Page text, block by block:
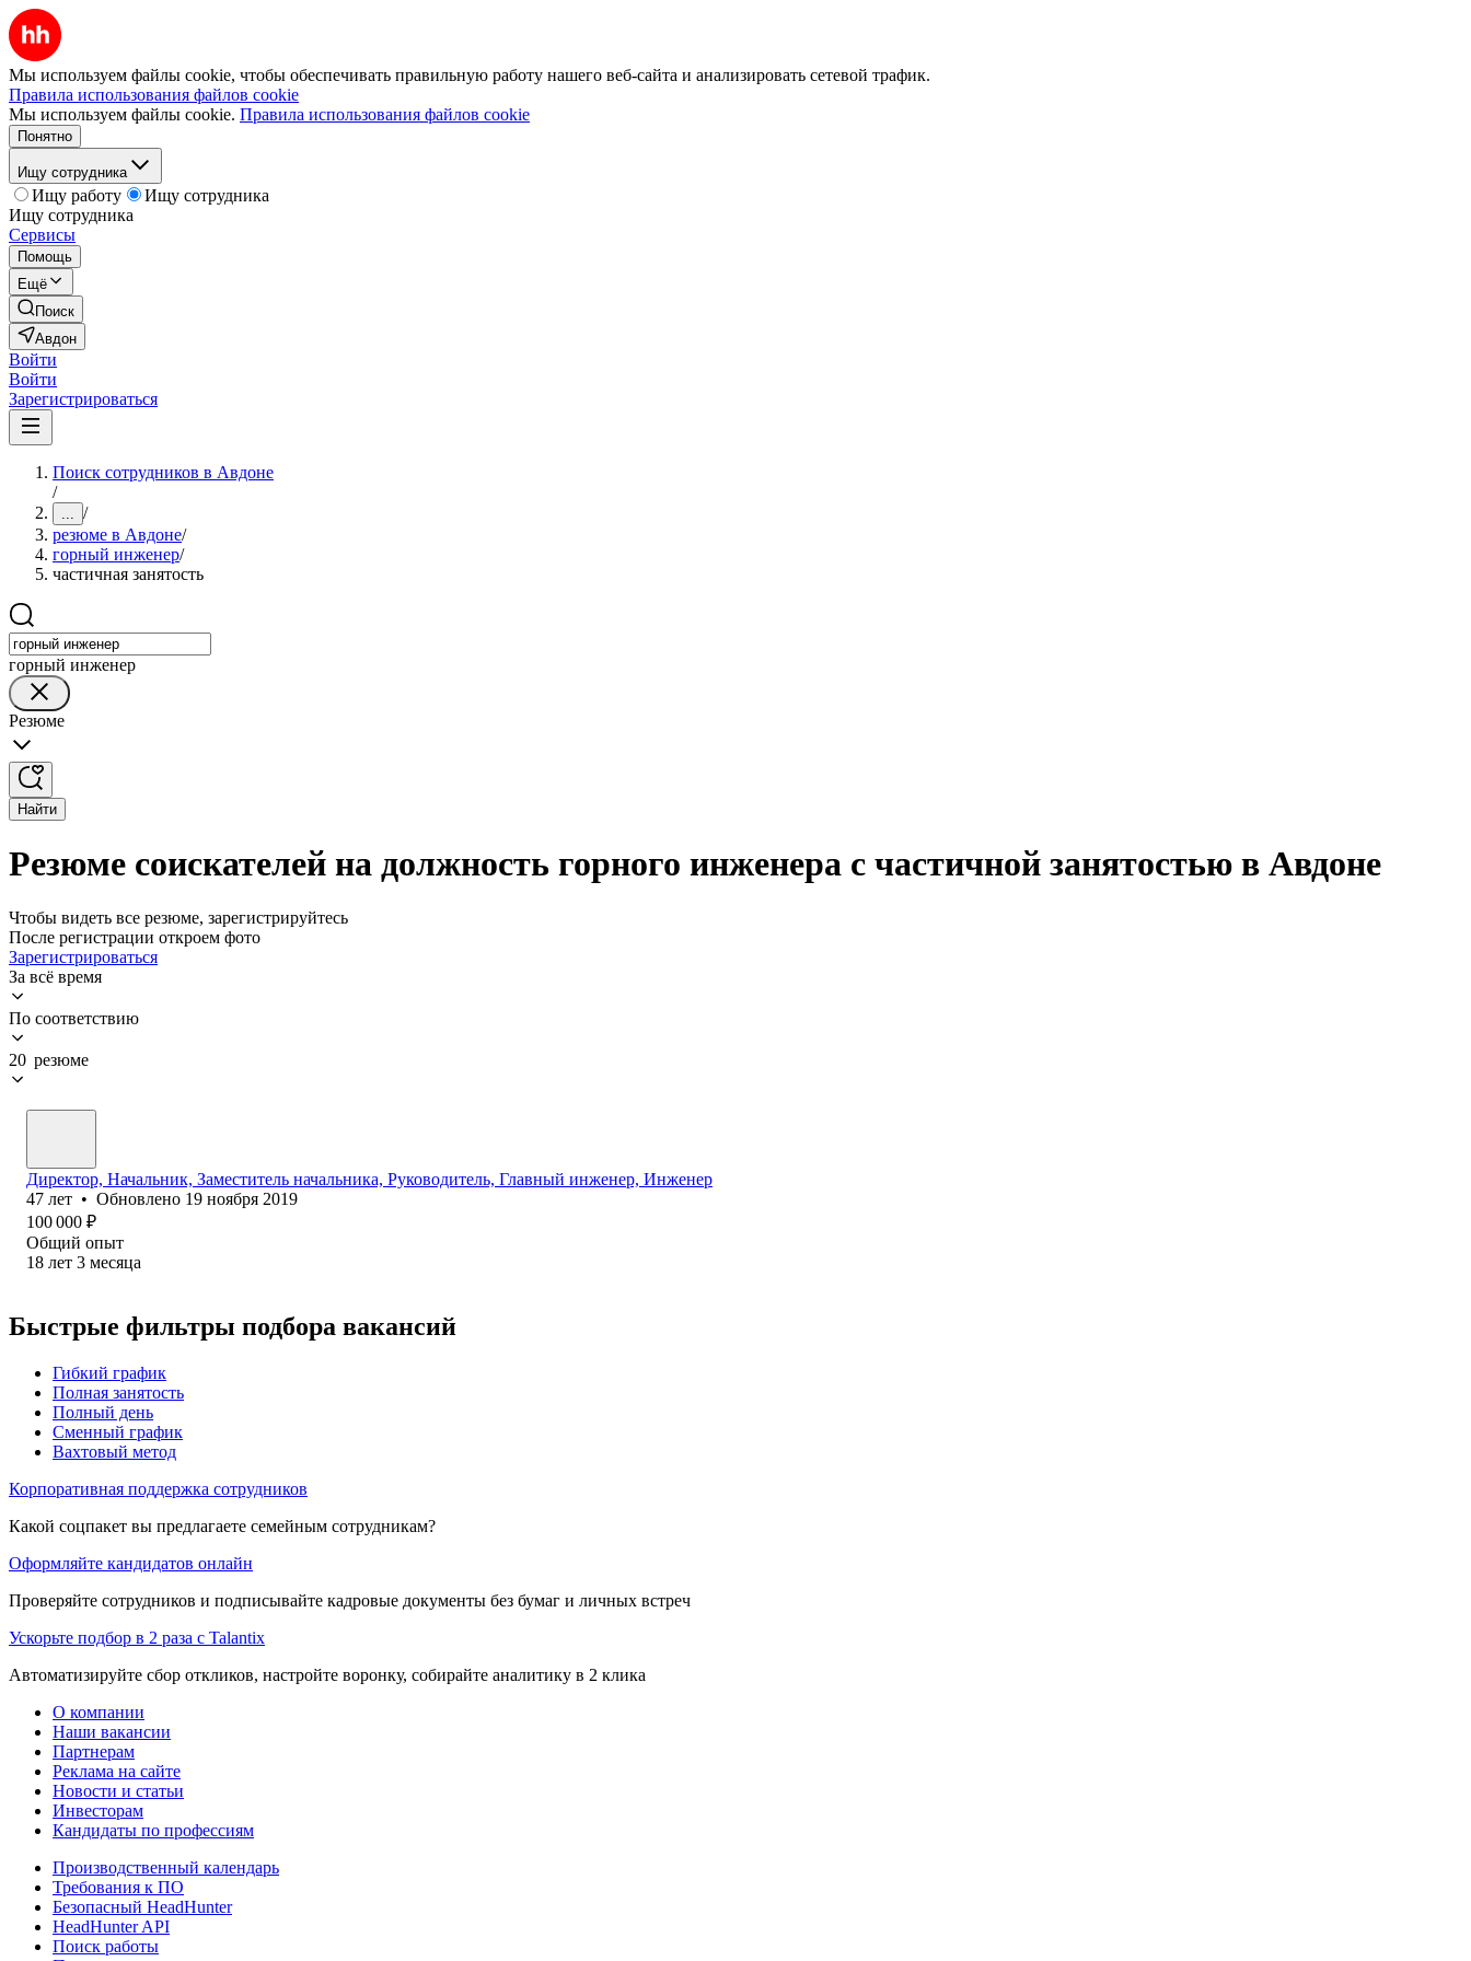
Мы используем файлы cookie, чтобы обеспечивать правильную работу нашего веб-сайта и анализировать сетевой трафик.
Правила использования файлов cookie
Мы используем файлы cookie. Правила использования файлов cookie
Понятно
Ищу сотрудника
Ищу работу
Ищу сотрудника
Ищу сотрудника
Сервисы
Помощь
Ещё
Поиск
Авдон
Войти
Войти
Зарегистрироваться
Поиск сотрудников в Авдоне
/
... /
резюме в Авдоне/
горный инженер/
частичная занятость
горный инженер
Резюме
Найти
Резюме соискателей на должность горного инженера с частичной занятостью в Авдоне
Чтобы видеть все резюме, зарегистрируйтесь
После регистрации откроем фото
Зарегистрироваться
За всё время
По соответствию
20 резюме
Директор, Начальник, Заместитель начальника, Руководитель, Главный инженер, Инженер
47 лет • Обновлено 19 ноября 2019
100 000 ₽
Общий опыт
18 лет 3 месяца
Быстрые фильтры подбора вакансий
Гибкий график
Полная занятость
Полный день
Сменный график
Вахтовый метод
Корпоративная поддержка сотрудников
Какой соцпакет вы предлагаете семейным сотрудникам?
Оформляйте кандидатов онлайн
Проверяйте сотрудников и подписывайте кадровые документы без бумаг и личных встреч
Ускорьте подбор в 2 раза с Talantix
Автоматизируйте сбор откликов, настройте воронку, собирайте аналитику в 2 клика
О компании
Наши вакансии
Партнерам
Реклама на сайте
Новости и статьи
Инвесторам
Кандидаты по профессиям
Производственный календарь
Требования к ПО
Безопасный HeadHunter
HeadHunter API
Поиск работы